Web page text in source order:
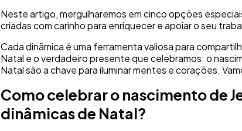
Neste artigo, mergulharemos em cinco opções
criadas com carinho para enriquecer e apoiar o seu
Cada dinâmica é uma ferramenta valiosa para
Natal e o verdadeiro presente que celebramos: o
Natal são a chave para iluminar mentes e corações.
Como celebrar o nascimento de
dinâmicas de Natal?